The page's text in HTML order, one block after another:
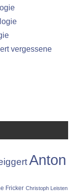
vergessene
Anton
Fricker Christoph Leisten